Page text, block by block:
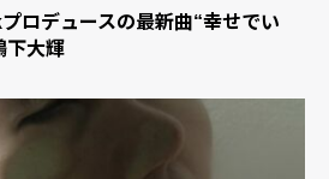
ロデュースの最新曲“幸せでい
大輝